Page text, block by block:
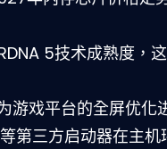
5技术成熟度，
游戏平台的全屏优化
第三方启动器在主机